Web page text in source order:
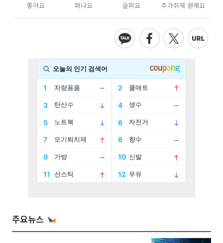
좋아요 화나요 슬퍼요 추가취재 원해요
주요뉴스